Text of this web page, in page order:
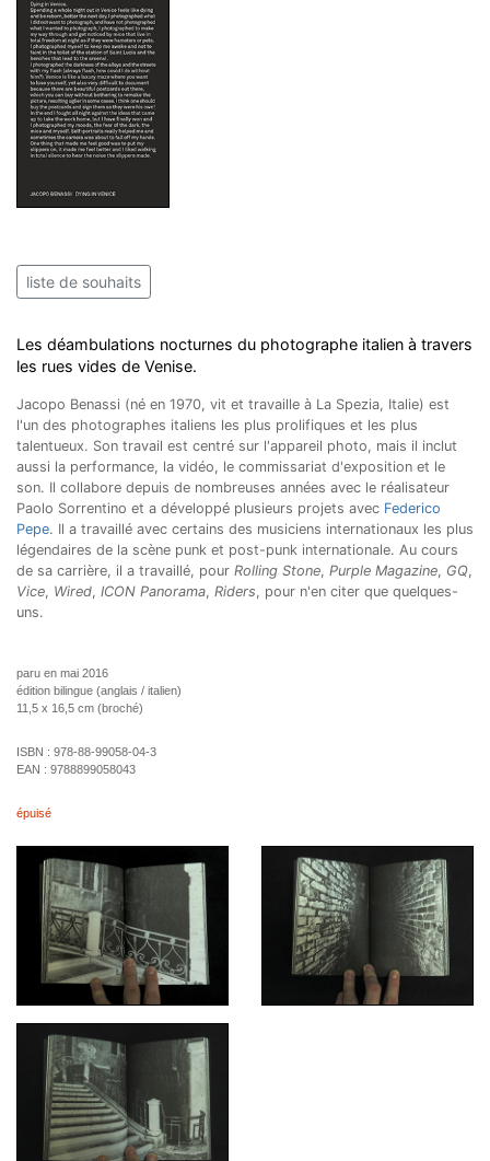
liste de souhaits
Les déambulations nocturnes du photographe italien à travers
les rues vides de Venise.
Jacopo Benassi (né en 1970, vit et travaille à La Spezia, Italie) est
l'un des photographes italiens les plus prolifiques et les plus
talentueux. Son travail est centré sur l'appareil photo, mais il inclut
aussi la performance, la vidéo, le commissariat d'exposition et le
son. Il collabore depuis de nombreuses années avec le réalisateur
Paolo Sorrentino et a développé plusieurs projets avec Federico
Pepe. Il a travaillé avec certains des musiciens internationaux les plus
légendaires de la scène punk et post-punk internationale. Au cours
de sa carrière, il a travaillé, pour Rolling Stone, Purple Magazine, GQ,
Vice, Wired, ICON Panorama, Riders, pour n'en citer que quelques-
uns.
paru en mai 2016
édition bilingue (anglais / italien)
11,5 x 16,5 cm (broché)
ISBN : 978-88-99058-04-3
EAN : 9788899058043
épuisé